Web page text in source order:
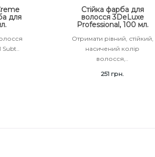
для
Стійка фарба для
волосся 3DeLuxe
Professional, 100 мл.
Отримати рівний, стійкий,
насичений колір
волосся,..
251 грн.